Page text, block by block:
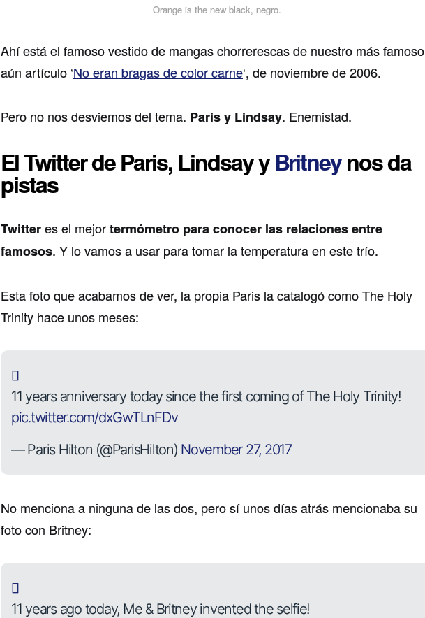
Orange is the new black, negro.
Ahí está el famoso vestido de mangas chorrerescas de nuestro más famoso
aún artículo ‘No eran bragas de color carne‘, de noviembre de 2006.
Pero no nos desviemos del tema. Paris y Lindsay. Enemistad.
El Twitter de Paris, Lindsay yBritneynos da
pistas
Twitteres el mejortermómetro para conocer las relaciones entre
famosos. Y lo vamos a usar para tomar la temperatura en este trío.
Esta foto que acabamos de ver, la propia Paris la catalogó como The Holy
Trinity hace unos meses:
11 years anniversary today since the first coming of The Holy Trinity!
pic.twitter.com/dxGwTLnFDv
— Paris Hilton (@ParisHilton) November 27, 2017
No menciona a ninguna de las dos, pero sí unos días atrás mencionaba su
foto con Britney:
11 years ago today, Me & Britney invented the selfie!